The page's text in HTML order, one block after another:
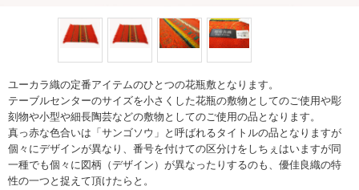
ユーカラ織の定番アイテムのひとつの花瓶敷となります。
テーブルセンターのサイズを小さくした花瓶の敷物としてのご使用や彫
刻物や小型や細長陶芸などの敷物としてのご使用の品となります。
真っ赤な色合いは「サンゴソウ」と呼ばれるタイトルの品となりますが
個々にデザインが異なり、番号を付けての区分けをしちぇはいますが同
一種でも個々に図柄（デザイン）が異なったりするのも、優佳良織の特
性の一つと捉えて頂けたらと。